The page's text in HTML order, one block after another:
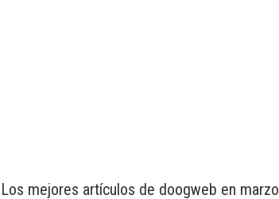
Los mejores artículos de doogweb en marzo